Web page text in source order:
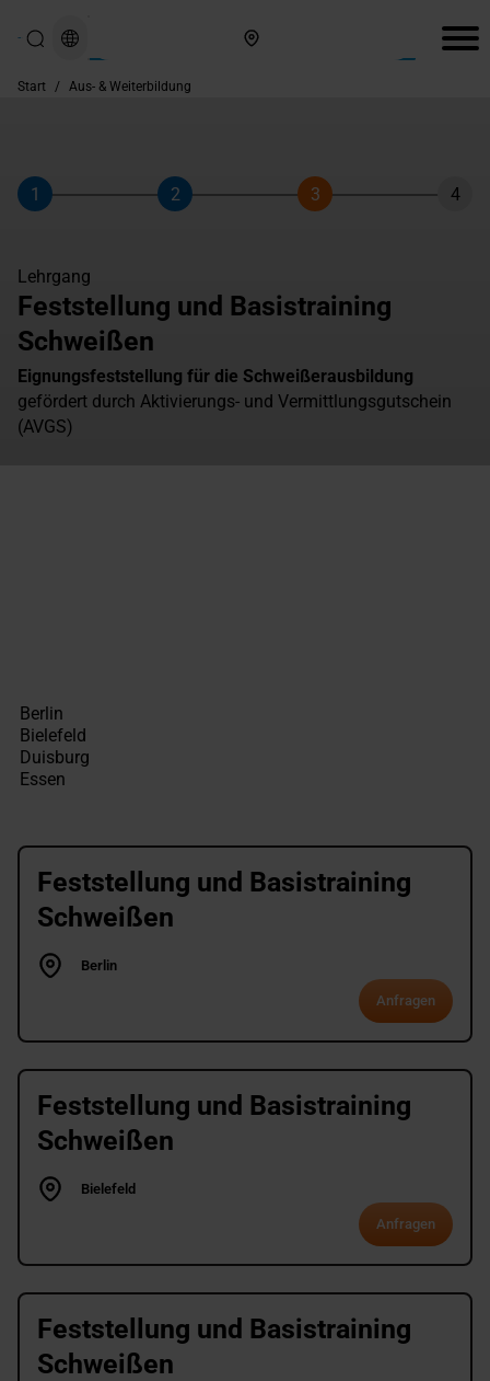
Start / Aus- & Weiterbildung
Schritt
1
Schritt
2
Schritt
3 4
Lehrgang
Feststellung und Basistraining
Schweißen
Eignungsfeststellung für die Schweißerausbildung
gefördert durch Aktivierungs- und Vermittlungsgutschein
(AVGS)
Feststellung und Basistraining
Schweißen
Berlin
Anfragen
Feststellung und Basistraining
Schweißen
Bielefeld
Anfragen
Feststellung und Basistraining
Schweißen